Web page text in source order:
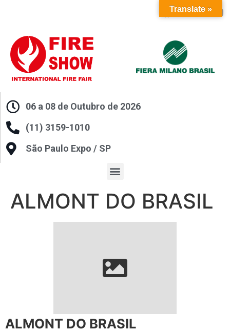
06 a 08 de Outubro de 2026
(11) 3159-1010
São Paulo Expo / SP
ALMONT DO BRASIL
ALMONT DO BRASIL
Translate »